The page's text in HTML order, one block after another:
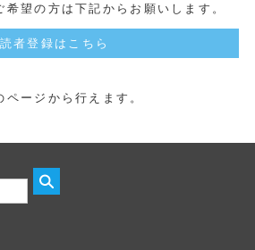
望の方は下記からお願いします。
読者登録はこちら
ージから行えます。